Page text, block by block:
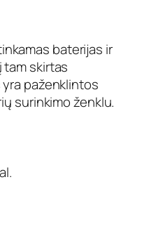
baterijas ir
skirtas
paženklintos
surinkimo ženklu.